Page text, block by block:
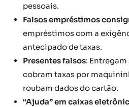
pessoais.
Falsos empréstimos
empréstimos com a
antecipado de taxas.
Presentes falsos:
cobram taxas por
roubam dados do cartão.
“Ajuda” em caixas